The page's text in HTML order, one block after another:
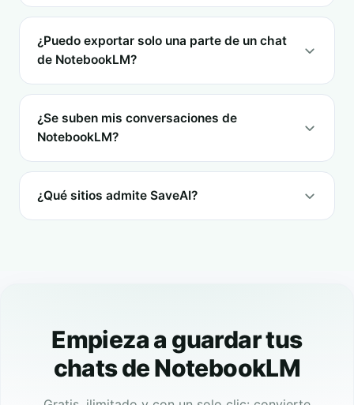
¿Puedo exportar solo una parte de un chat
de NotebookLM?
¿Se suben mis conversaciones de
NotebookLM?
¿Qué sitios admite SaveAI?
Empieza a guardar tus
chats de NotebookLM